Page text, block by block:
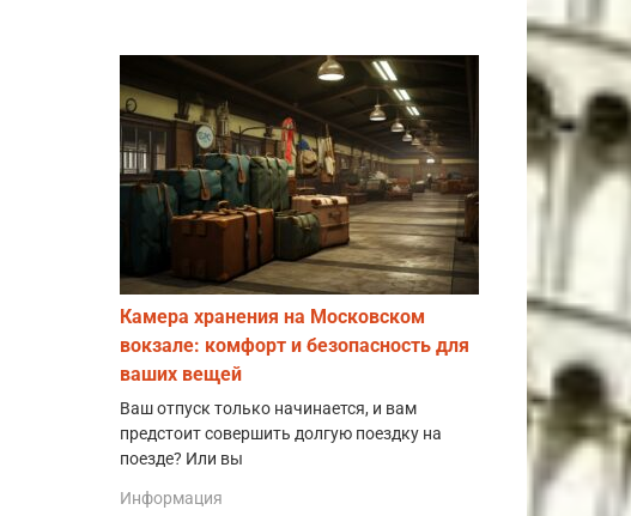
Камера хранения на Московском
вокзале: комфорт и безопасность для
ваших вещей
Ваш отпуск только начинается, и вам
предстоит совершить долгую поездку на
поезде? Или вы
Информация